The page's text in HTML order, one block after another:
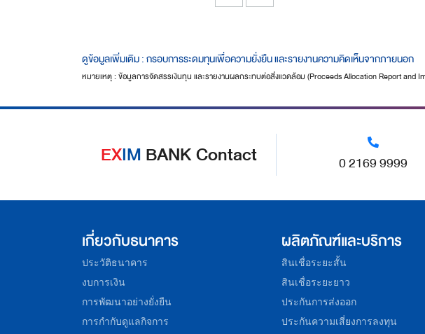
<
ดูข้อมูลเพิ่มเติม : กรอบการระดมทุนเพื่อความยั่งยืน และรายงานความคิดเห็นจากภายนอก
หมายเหตุ : ข้อมูลการจัดสรรเงินทุน และรายงานผลกระทบต่อสิ่งแวดล้อม (Proceeds Allocation Report
EXIMBANK Contact 0 2169 9999
เกี่ยวกับธนาคาร
ประวัติธนาคาร
งบการเงิน
การพัฒนาอย่างยั่งยืน
การกำกับดูแลกิจการ
ผลิตภัณฑ์และบริการ
สินเชื่อระยะสั้น
สินเชื่อระยะยาว
ประกันการส่งออก
ประกันความเสี่ยงการลงทุน